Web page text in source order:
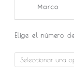
Marco
Elige el número